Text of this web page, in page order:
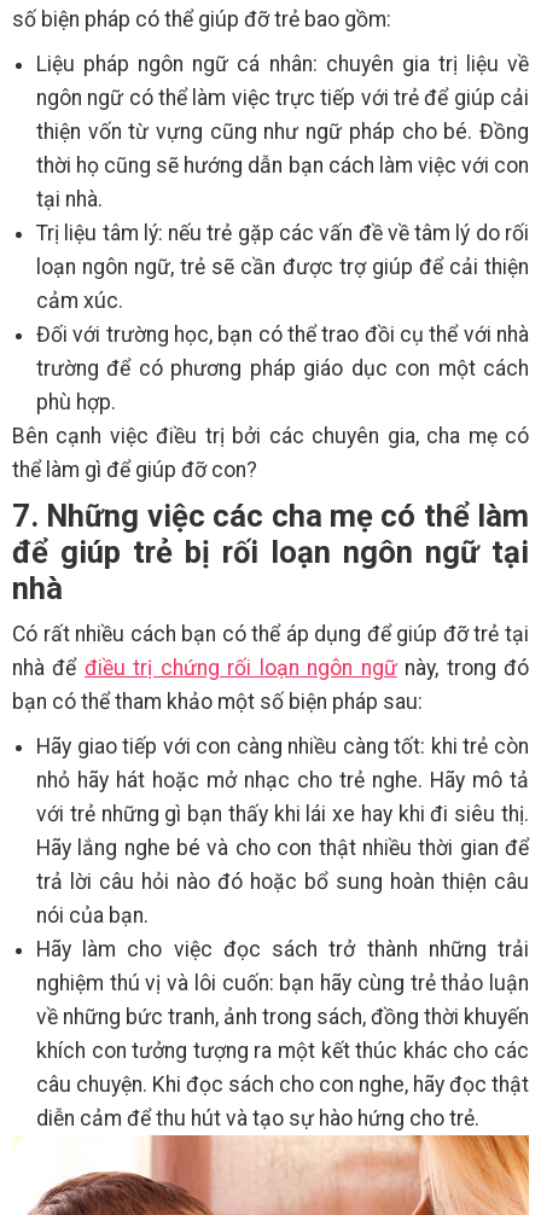
số biện pháp có thể giúp đỡ trẻ bao gồm:
Liệu pháp ngôn ngữ cá nhân: chuyên gia trị liệu về
ngôn ngữ có thể làm việc trực tiếp với trẻ để giúp cải
thiện vốn từ vựng cũng như ngữ pháp cho bé. Đồng
thời họ cũng sẽ hướng dẫn bạn cách làm việc với con
tại nhà.
Trị liệu tâm lý: nếu trẻ gặp các vấn đề về tâm lý do rối
loạn ngôn ngữ, trẻ sẽ cần được trợ giúp để cải thiện
cảm xúc.
Đối với trường học, bạn có thể trao đồi cụ thể với nhà
trường để có phương pháp giáo dục con một cách
phù hợp.
Bên cạnh việc điều trị bởi các chuyên gia, cha mẹ có
thể làm gì để giúp đỡ con?
7. Những việc các cha mẹ có thể làm
để giúp trẻ bị rối loạn ngôn ngữ tại
nhà
Có rất nhiều cách bạn có thể áp dụng để giúp đỡ trẻ tại
nhà để điều trị chứng rối loạn ngôn ngữnày, trong đó
bạn có thể tham khảo một số biện pháp sau:
Hãy giao tiếp với con càng nhiều càng tốt: khi trẻ còn
nhỏ hãy hát hoặc mở nhạc cho trẻ nghe. Hãy mô tả
với trẻ những gì bạn thấy khi lái xe hay khi đi siêu thị.
Hãy lắng nghe bé và cho con thật nhiều thời gian để
trả lời câu hỏi nào đó hoặc bổ sung hoàn thiện câu
nói của bạn.
Hãy làm cho việc đọc sách trở thành những trải
nghiệm thú vị và lôi cuốn: bạn hãy cùng trẻ thảo luận
về những bức tranh, ảnh trong sách, đồng thời khuyến
khích con tưởng tượng ra một kết thúc khác cho các
câu chuyện. Khi đọc sách cho con nghe, hãy đọc thật
diễn cảm để thu hút và tạo sự hào hứng cho trẻ.